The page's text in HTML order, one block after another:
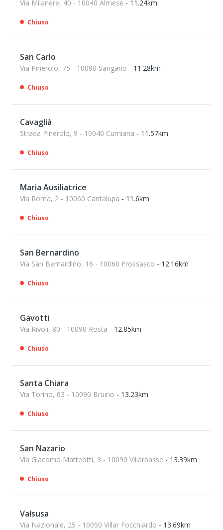
Via Milanere, 40 - 10040 Almese - 11.24km
Chiuso
San Carlo
Via Pinerolo, 75 - 10090 Sangano - 11.28km
Chiuso
Cavaglià
Strada Pinerolo, 9 - 10040 Cumiana - 11.57km
Chiuso
Maria Ausiliatrice
Via Roma, 2 - 10060 Cantalupa - 11.6km
Chiuso
San Bernardino
Via San Bernardino, 16 - 10060 Frossasco - 12.16km
Chiuso
Gavotti
Via Rivoli, 80 - 10090 Rosta - 12.85km
Chiuso
Santa Chiara
Via Torino, 63 - 10090 Bruino - 13.23km
Chiuso
San Nazario
Via Giacomo Matteotti, 3 - 10090 Villarbasse - 13.39km
Chiuso
Valsusa
Via Nazionale, 25 - 10050 Villar Focchiardo - 13.69km